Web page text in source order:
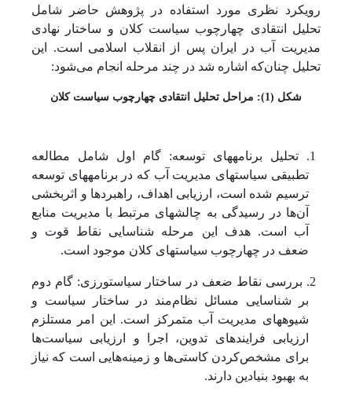
رویکرد نظری مورد استفاده در پژوهش حاضر شامل
تحلیل انتقادی چهارچوب سیاست کلان و ساختار نهادی
مدیریت آب در ایران پس از انقلاب اسلامی است. این
تحلیل چنان‌که اشاره شد در چند مرحله انجام می‌شود:
شکل (1): مراحل تحلیل انتقادی چهارچوب سیاست کلان
1. تحلیل برنامه­های توسعه: گام اول شامل مطالعه
تطبیقی سیاست­های مدیریت آب که در برنامه­های توسعه
ترسیم شده است، ارزیابی اهداف، راهبردها و اثربخشی
آن‌ها در رسیدگی به چالش­های مرتبط با مدیریت منابع
آب است. هدف این مرحله شناسایی نقاط قوت و
ضعف در چهارچوب سیاست­های کلان موجود است.
2. بررسی نقاط ضعف در ساختار سیاست­ورزی: گام دوم
بر شناسایی مسائل نظام‌مند در ساختار سیاست و
شیوه­های مدیریت آب متمرکز است. این امر مستلزم
ارزیابی فرایندهای تدوین، اجرا و ارزیابی سیاست‌ها
برای مشخص‌کردن کاستی‌ها و زمینه‌هایی است که نیاز
به بهبود بنیادین دارند.